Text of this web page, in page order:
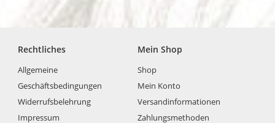
Rechtliches
Allgemeine
Geschäftsbedingungen
Widerrufsbelehrung
Impressum
Mein Shop
Shop
Mein Konto
Versandinformationen
Zahlungsmethoden